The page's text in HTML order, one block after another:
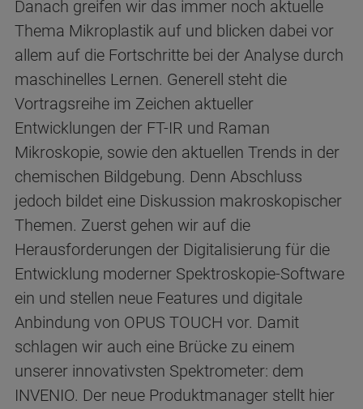
Danach greifen wir das immer noch aktuelle
Thema Mikroplastik auf und blicken dabei vor
allem auf die Fortschritte bei der Analyse durch
maschinelles Lernen. Generell steht die
Vortragsreihe im Zeichen aktueller
Entwicklungen der FT-IR und Raman
Mikroskopie, sowie den aktuellen Trends in der
chemischen Bildgebung. Denn Abschluss
jedoch bildet eine Diskussion makroskopischer
Themen. Zuerst gehen wir auf die
Herausforderungen der Digitalisierung für die
Entwicklung moderner Spektroskopie-Software
ein und stellen neue Features und digitale
Anbindung von OPUS TOUCH vor. Damit
schlagen wir auch eine Brücke zu einem
unserer innovativsten Spektrometer: dem
INVENIO. Der neue Produktmanager stellt hier